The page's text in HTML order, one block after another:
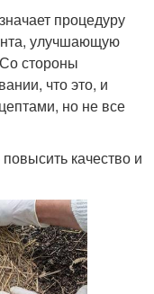
процедуру
улучшающую
стороны
что это, и
но не все
качество и